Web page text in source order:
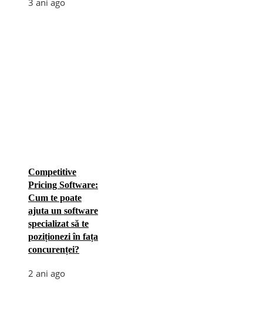
Competitive
Pricing Software:
Cum te poate
ajuta un software
specializat să te
poziționezi în fața
concurenței?
2 ani ago